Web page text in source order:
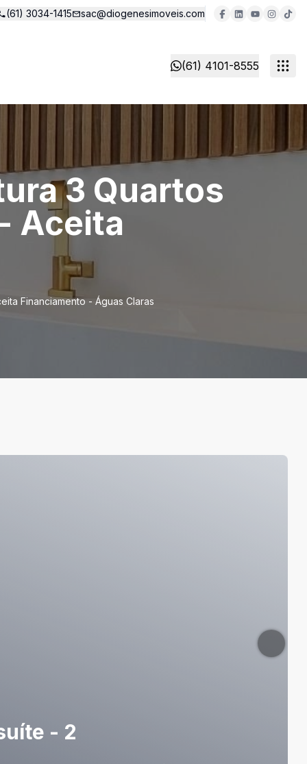
(61) 3034-1415 sac@diogenesimoveis.com
(61) 4101-8555
3 Quartos
Aceita
Financiamento - Águas Claras
- 2